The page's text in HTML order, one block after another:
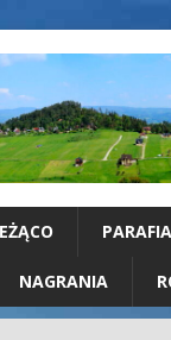
PARAFIA
NAGRANIA